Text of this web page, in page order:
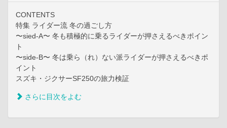
CONTENTS
特集 ライダー流 冬の過ごし方
〜sied-A〜 冬も積極的に乗るライダーが押さえるべきポイン
ト
〜side-B〜 冬は乗ら（れ）ない派ライダーが押さえるべきポ
イント
スズキ・ジクサーSF250の旅力検証
さらに目次をよむ